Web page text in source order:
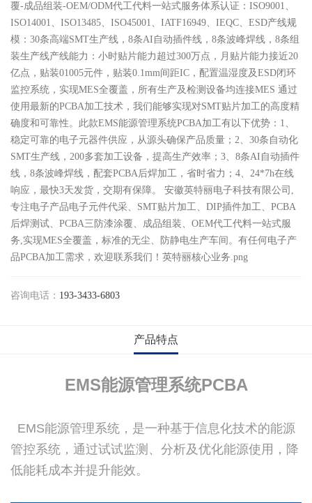
覆-成品组装-OEM/ODM代工代料一站式服务体系认证：ISO9001、
ISO14001、ISO13485、ISO45001、IATF16949、IEQC、ESD产线规
模：30条高端SMT生产线，8条AI自动插件线，8条波峰焊线，8条组
装生产线产线能力：小时贴片能力超过300万点，月贴片能力接近20
亿点，贴装01005元件，贴装0.1mm间距IC，配置温湿度及ESD闭环
监控系统，实现MES全覆盖，所有生产及检测设备均连接MES 通过
使用最新的PCBA加工技术，我们能够实现对SMT贴片加工的高度精
确度和可靠性。此款EMS能源管理系统PCBA加工有以下优势：1、
稳定可靠的电子元器件供应，从源头确保产品质量；2、30条自动化
SMT生产线，200多套加工设备，提高生产效率；3、8条AI自动插件
线，8条波峰焊线，配套PCBA后焊加工，省时省力；4、24*7h在线
响应，最快3天发货，交期有保障。 安徽英特丽电子科技有限公司,
专注电子产品电子元件代采、SMT贴片加工、DIP插件加工、PCBA
后焊测试、PCBA三防漆涂覆、成品组装、OEM代工代料一站式服
务,实现MES全覆盖，标准的无尘、防静电生产车间。有任何电子产
品PCBA加工需求，欢迎联系我们！英特丽核心业务.png​
咨询电话： 193-3433-6803
产品特点
EMS能源管理系统PCBA
EMS能源管理系统，是一种基于信息化技术的能源
管控系统，通过试试监测、分析及优化能源使用，降
低能耗成本并提升能效。